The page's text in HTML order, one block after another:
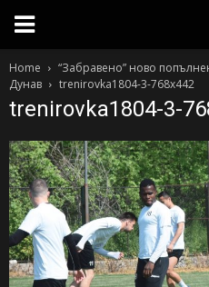
Home
“Забравено” ново
Дунав
trenirovka1804-3-768x442
trenirovka1804-3-